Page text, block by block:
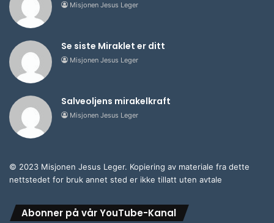
Misjonen Jesus Leger
Se siste Miraklet er ditt
Misjonen Jesus Leger
Salveoljens mirakelkraft
Misjonen Jesus Leger
© 2023 Misjonen Jesus Leger. Kopiering av materiale fra dette
nettstedet for bruk annet sted er ikke tillatt uten avtale
Abonner på vår YouTube-Kanal